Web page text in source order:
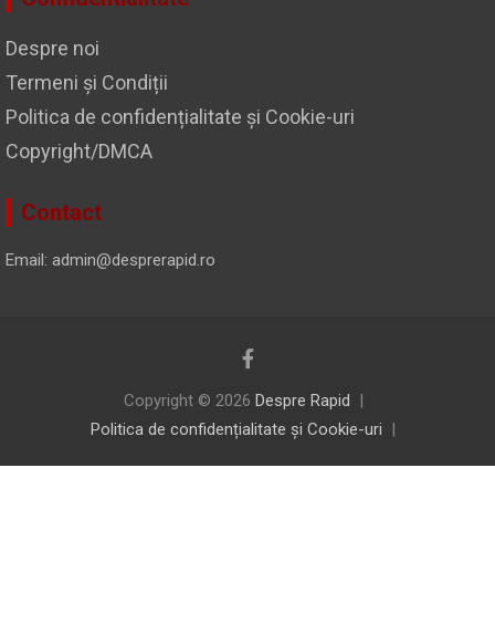
Despre noi
Termeni și Condiții
Politica de confidențialitate și Cookie-uri
Copyright/DMCA
Contact
Email: admin@desprerapid.ro
Copyright © 2026 Despre Rapid
Politica de confidențialitate și Cookie-uri